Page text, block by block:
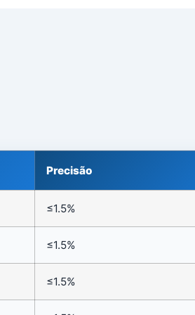
Precisão
≤1.5%
≤1.5%
≤1.5%